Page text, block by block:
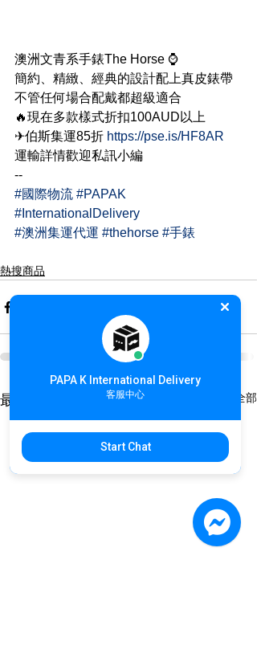
澳洲文青系手錶The Horse ⌚
簡約、精緻、經典的設計配上真皮錶帶
不管任何場合配戴都超級適合
🔥現在多款樣式折扣100AUD以上
✈伯斯集運85折 https://pse.is/HF8AR
運輸詳情歡迎私訊小編
--
#國際物流 #PAPAK
#InternationalDelivery
#澳洲集運代運 #thehorse #手錶
熱搜商品
最新文章 查看全部
PAPA K International Delivery
客服中心
Start Chat